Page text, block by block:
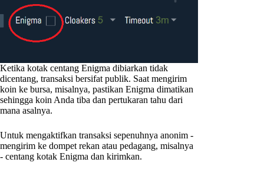
Ketika kotak centang Enigma dibiarkan tidak
dicentang, transaksi bersifat publik. Saat mengirim
koin ke bursa, misalnya, pastikan Enigma dimatikan
sehingga koin Anda tiba dan pertukaran tahu dari
mana asalnya.
Untuk mengaktifkan transaksi sepenuhnya anonim -
mengirim ke dompet rekan atau pedagang, misalnya
- centang kotak Enigma dan kirimkan.